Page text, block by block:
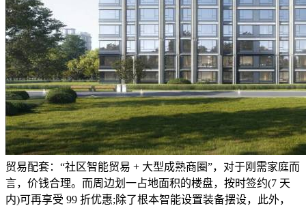
贸易配套：“社区智能贸易 + 大型成熟商圈”，对于刚需家庭而
言，价钱合理。而周边划一占地面积的楼盘，按时签约(7 天
内)可再享受 99 折优惠;除了根本智能设置装备摆设，此外，